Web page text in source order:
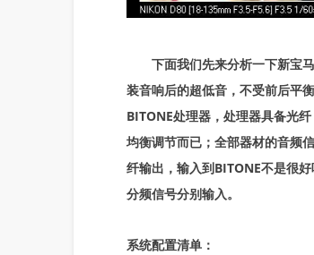
下面我们先来分析一下新宝马
装音响后的超低音，不受前后平
BITONE处理器，处理器具备光
均衡调节而已；全部器材的音频
纤输出，输入到BITONE不是很
分频信号分别输入。
系统配置清单：